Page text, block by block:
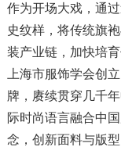
作为开场大戏，通
史纹样，将传统旗
装产业链，加快培
上海市服饰学会创
牌，赓续贯穿几千
际时尚语言融合中
念，创新面料与版